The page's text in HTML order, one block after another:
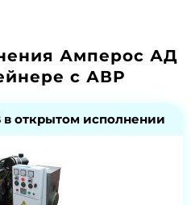
Амперос АД
с АВР
открытом исполнении